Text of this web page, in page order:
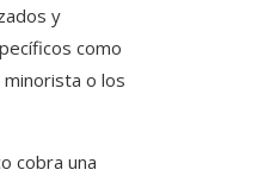
y
como
o los
cobra una